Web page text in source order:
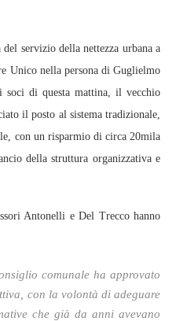
servizio della nettezza urbana a
Unico nella persona di Guglielmo
soci di questa mattina, il vecchio
il posto al sistema tradizionale,
con un risparmio di circa 20mila
della struttura organizzativa e
Antonelli e Del Trecco hanno
comunale ha approvato
con la volontà di adeguare
che già da anni avevano